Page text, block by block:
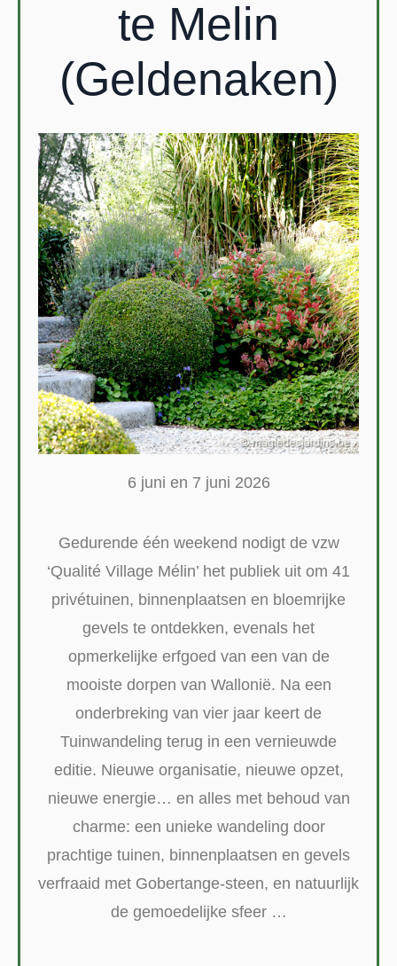
te Melin
(Geldenaken)
6 juni en 7 juni 2026
Gedurende één weekend nodigt de vzw
‘Qualité Village Mélin’ het publiek uit om 41
privétuinen, binnenplaatsen en bloemrijke
gevels te ontdekken, evenals het
opmerkelijke erfgoed van een van de
mooiste dorpen van Wallonië. Na een
onderbreking van vier jaar keert de
Tuinwandeling terug in een vernieuwde
editie. Nieuwe organisatie, nieuwe opzet,
nieuwe energie… en alles met behoud van
charme: een unieke wandeling door
prachtige tuinen, binnenplaatsen en gevels
verfraaid met Gobertange-steen, en natuurlijk
de gemoedelijke sfeer …